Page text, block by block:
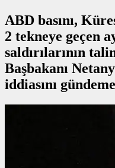
ABD basını,
2 tekneye geçen
saldırılarının
Başbakanı
iddiasını